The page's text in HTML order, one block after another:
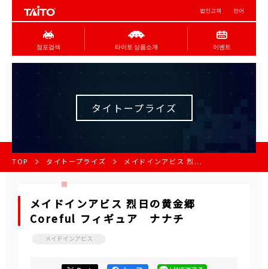
법인고객 언어
점포검색 타이토 상품소개 이벤트
タイトープライズ
TOP タイトープライズ メイドインアビス 烈...
メイドインアビス 烈日の黄金郷
Coreful フィギュア ナナチ
メイドインアビス